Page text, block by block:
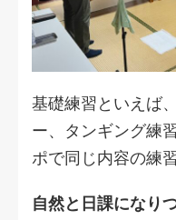
基礎練習といえば
ー、タンギング練
ポで同じ内容の練
自然と日課になり